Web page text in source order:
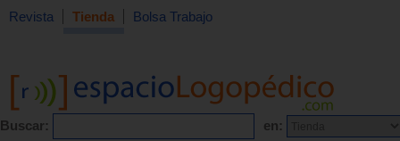
Revista Tienda Bolsa Trabajo
Buscar: en: